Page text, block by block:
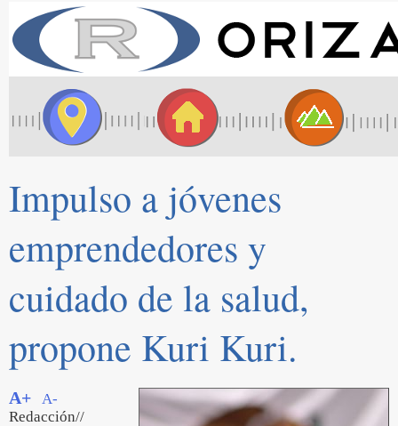
Impulso a jóvenes
emprendedores y
cuidado de la salud,
propone Kuri Kuri.
A+
A-
Redacción//